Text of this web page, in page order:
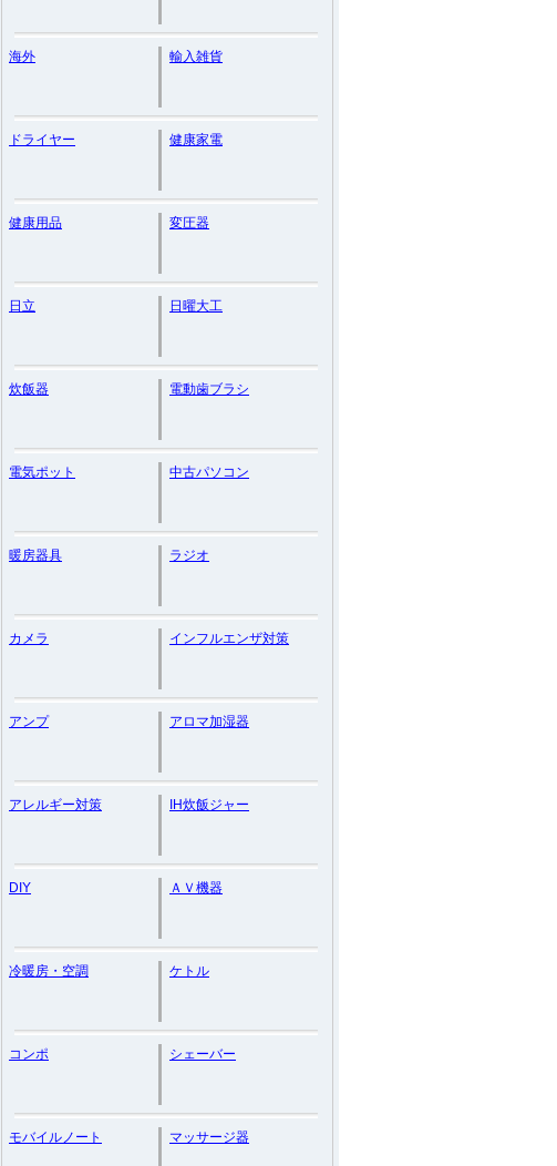
海外 輸入雑貨
ドライヤー 健康家電
健康用品 変圧器
日立 日曜大工
炊飯器 電動歯ブラシ
電気ポット 中古パソコン
暖房器具 ラジオ
カメラ インフルエンザ対策
アンプ アロマ加湿器
アレルギー対策 IH炊飯ジャー
DIY ＡＶ機器
冷暖房・空調 ケトル
コンポ シェーバー
モバイルノート マッサージ器